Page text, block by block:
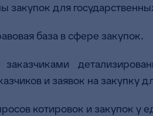
закупок для
база в сфере закупок.
и заявок на закупку
котировок и закупок у